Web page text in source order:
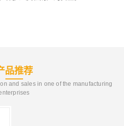
品推荐
and sales in one of the manufacturing